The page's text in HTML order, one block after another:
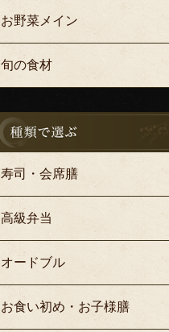
お野菜メイン
旬の食材
寿司・会席膳
高級弁当
オードブル
お食い初め・お子様膳